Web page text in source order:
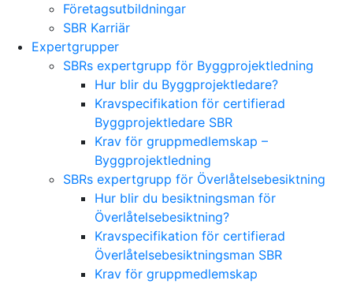
Företagsutbildningar
SBR Karriär
Expertgrupper
SBRs expertgrupp för Byggprojektledning
Hur blir du Byggprojektledare?
Kravspecifikation för certifierad
Byggprojektledare SBR
Krav för gruppmedlemskap –
Byggprojektledning
SBRs expertgrupp för Överlåtelsebesiktning
Hur blir du besiktningsman för
Överlåtelsebesiktning?
Kravspecifikation för certifierad
Överlåtelsebesiktningsman SBR
Krav för gruppmedlemskap